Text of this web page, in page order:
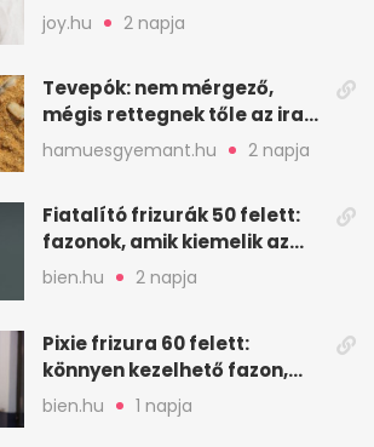
leghatásosabb
öregedésgátló?
joy.hu 2 napja
Tevepók: nem mérgező,
mégis rettegnek tőle az iraki
sivatagban
hamuesgyemant.hu 2 napja
Fiatalító frizurák 50 felett:
fazonok, amik kiemelik az
arcodat
bien.hu 2 napja
Pixie frizura 60 felett:
könnyen kezelhető fazon,
ami karaktert ad
bien.hu 1 napja